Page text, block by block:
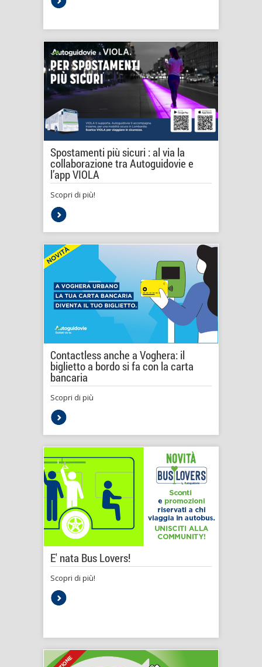
Spostamenti più sicuri : al via la
collaborazione tra Autoguidovie e
l’app VIOLA
Scopri di più!
Contactless anche a Voghera: il
biglietto a bordo si fa con la carta
bancaria
Scopri di più
E' nata Bus Lovers!
Scopri di più!